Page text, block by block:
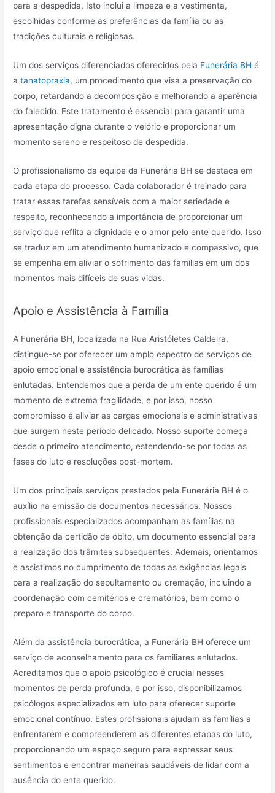
para a despedida. Isto inclui a limpeza e a vestimenta,
escolhidas conforme as preferências da família ou as
tradições culturais e religiosas.
Um dos serviços diferenciados oferecidos pela Funerária BH é
atanatopraxia, um procedimento que visa a preservação do
corpo, retardando a decomposição e melhorando a aparência
do falecido. Este tratamento é essencial para garantir uma
apresentação digna durante o velório e proporcionar um
momento sereno e respeitoso de despedida.
O profissionalismo da equipe da Funerária BH se destaca em
cada etapa do processo. Cada colaborador é treinado para
tratar essas tarefas sensíveis com a maior seriedade e
respeito, reconhecendo a importância de proporcionar um
serviço que reflita a dignidade e o amor pelo ente querido. Isso
se traduz em um atendimento humanizado e compassivo, que
se empenha em aliviar o sofrimento das famílias em um dos
momentos mais difíceis de suas vidas.
Apoio e Assistência à Família
A Funerária BH, localizada na Rua Aristóletes Caldeira,
distingue-se por oferecer um amplo espectro de serviços de
apoio emocional e assistência burocrática às famílias
enlutadas. Entendemos que a perda de um ente querido é um
momento de extrema fragilidade, e por isso, nosso
compromisso é aliviar as cargas emocionais e administrativas
que surgem neste período delicado. Nosso suporte começa
desde o primeiro atendimento, estendendo-se por todas as
fases do luto e resoluções post-mortem.
Um dos principais serviços prestados pela Funerária BH é o
auxílio na emissão de documentos necessários. Nossos
profissionais especializados acompanham as famílias na
obtenção da certidão de óbito, um documento essencial para
a realização dos trâmites subsequentes. Ademais, orientamos
e assistimos no cumprimento de todas as exigências legais
para a realização do sepultamento ou cremação, incluindo a
coordenação com cemitérios e crematórios, bem como o
preparo e transporte do corpo.
Além da assistência burocrática, a Funerária BH oferece um
serviço de aconselhamento para os familiares enlutados.
Acreditamos que o apoio psicológico é crucial nesses
momentos de perda profunda, e por isso, disponibilizamos
psicólogos especializados em luto para oferecer suporte
emocional contínuo. Estes profissionais ajudam as famílias a
enfrentarem e compreenderem as diferentes etapas do luto,
proporcionando um espaço seguro para expressar seus
sentimentos e encontrar maneiras saudáveis de lidar com a
ausência do ente querido.